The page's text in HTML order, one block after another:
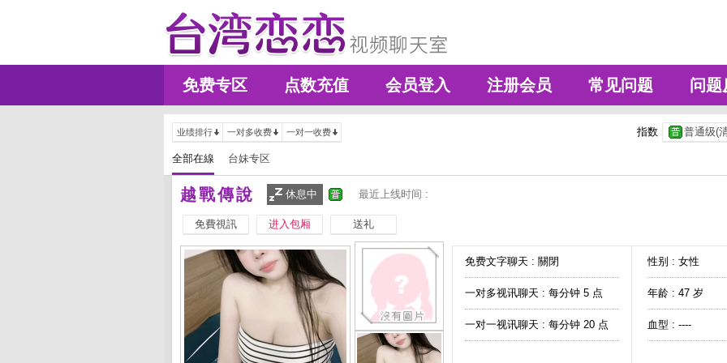
免费专区 点数充值 会员登入 注册会员 常见问题 问题
业绩排行 一对多收费 一对一收费 指数 普通级(
全部在線 台妹专区
越戰傳說 休息中 最近上线时间 :
免費視訊 进入包厢 送礼
免费文字聊天 : 關閉
一对多视讯聊天 : 每分钟 5 点
一对一视讯聊天 : 每分钟 20 点
性别 : 女性
年龄 : 47 岁
血型 : ----